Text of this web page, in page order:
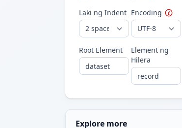
Laki ng Indent Encoding
Root Element
Element ng
Hilera
Explore more